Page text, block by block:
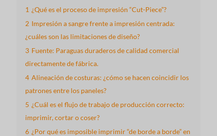
1 ¿Qué es el proceso de impresión “Cut-Piece”?
2 Impresión a sangre frente a impresión centrada:
¿cuáles son las limitaciones de diseño?
3 Fuente: Paraguas duraderos de calidad comercial
directamente de fábrica.
4 Alineación de costuras: ¿cómo se hacen coincidir los
patrones entre los paneles?
5 ¿Cuál es el flujo de trabajo de producción correcto:
imprimir, cortar o coser?
6 ¿Por qué es imposible imprimir “de borde a borde” en